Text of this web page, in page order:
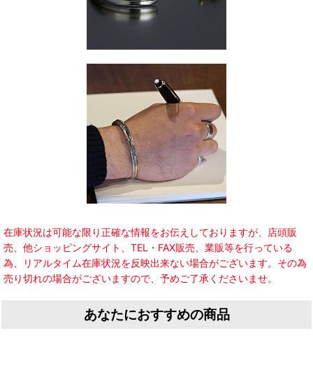
在庫状況は可能な限り正確な情報をお伝えしておりますが、店頭販
売、他ショッピングサイト、TEL・FAX販売、業販等を行っている
為、リアルタイム在庫状況を反映出来ない場合がございます。その為
売り切れの場合がございますので、予めご了承くださいませ。
あなたにおすすめの商品